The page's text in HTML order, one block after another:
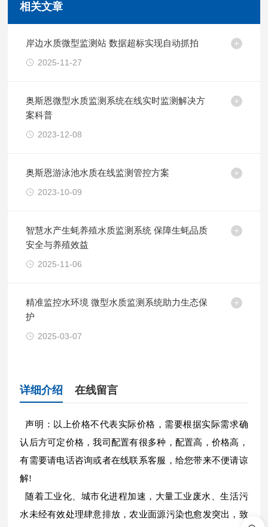
相关文章
岸边水质微型监测站 数据超标实现自动抓拍
2025-11-27
奥斯恩微型水质监测系统在线实时监测解决方
案科普
2023-12-08
奥斯恩游泳池水质在线监测管控方案
2023-10-09
智慧水产生蚝养殖水质监测系统 保障生蚝品质
安全与养殖效益
2025-11-06
精准监控水环境 微型水质监测系统助力生态保
护
2025-03-07
详细介绍 在线留言
声明：以上价格不代表实际价格，需要根据实际需求确
认后方可定价格，我司配置有很多种，配置高，价格高，
有需要请电话咨询或者在线联系客服，给您带来不便请谅
解!
随着工业化、城市化进程加速，大量工业废水、生活污
水未经有效处理肆意排放，农业面源污染也愈发突出，致